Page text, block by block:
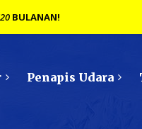
Penapis Udara
BULANAN!